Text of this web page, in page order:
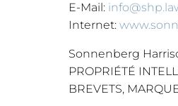
E-Mail:
Internet:
Sonnenberg
PROPRIÉTÉ
BREVETS,